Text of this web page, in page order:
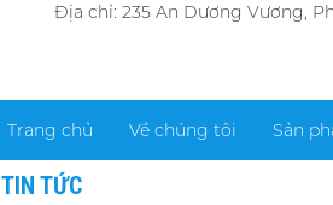
Địa chỉ: 235 An Dương Vương,
Trang chủ Về chúng tôi Sản
TIN TỨC